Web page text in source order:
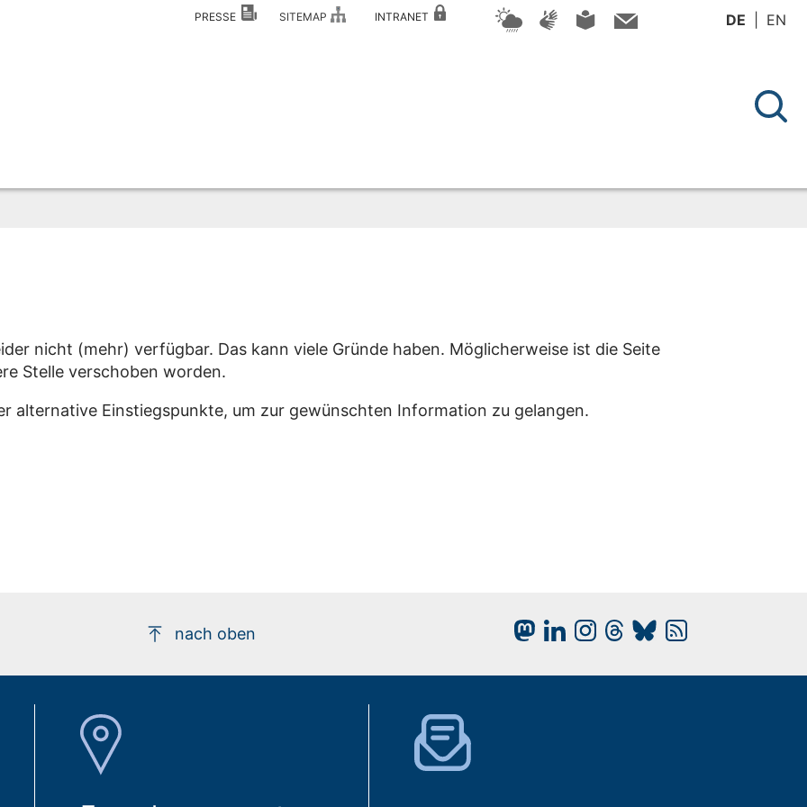
PRESSE SITEMAP INTRANET DE EN
nicht (mehr) verfügbar. Das kann viele Gründe haben. Möglicherweise ist die Seite
Stelle verschoben worden.
alternative Einstiegspunkte, um zur gewünschten Information zu gelangen.
nach oben